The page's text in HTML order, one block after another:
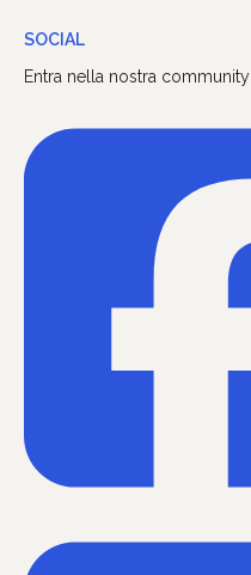
SOCIAL
Entra nella nostra community